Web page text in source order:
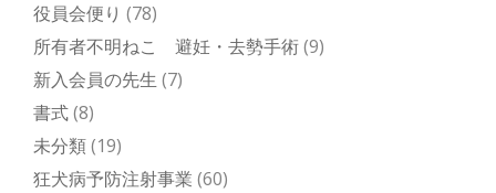
役員会便り (78)
所有者不明ねこ 避妊・去勢手術(9)
新入会員の先生 (7)
書式(8)
未分類(19)
狂犬病予防注射事業 (60)